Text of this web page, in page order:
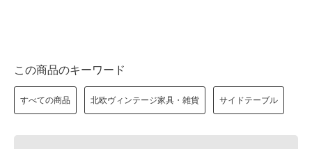
この商品のキーワード
すべての商品 北欧ヴィンテージ家具・雑貨 サイドテーブル